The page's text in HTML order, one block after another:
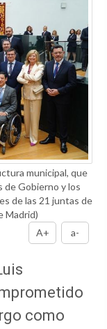
municipal, que
de Gobierno y los
de las 21 juntas de
Madrid)
A+
a-
como